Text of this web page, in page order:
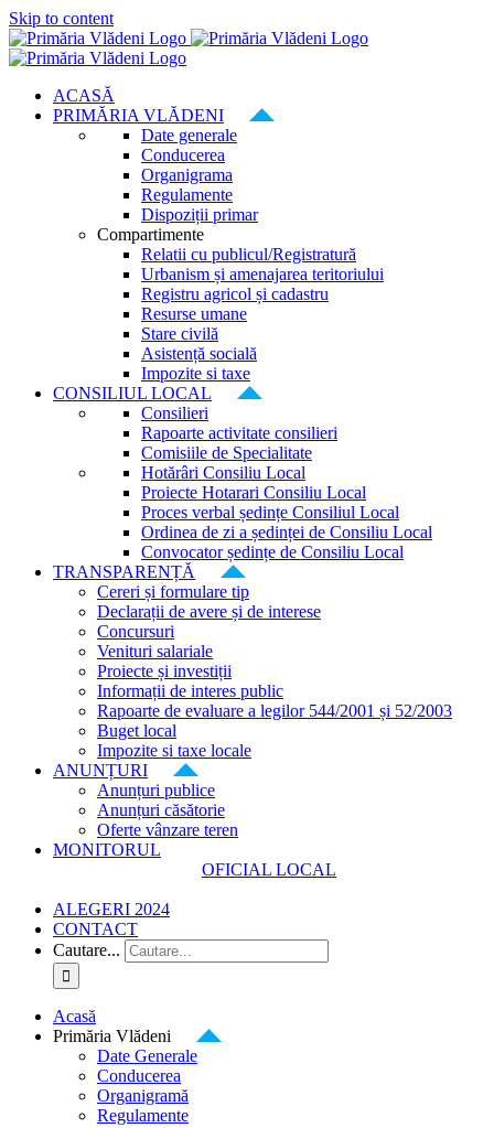
Skip to content
ACASĂ
PRIMĂRIA VLĂDENI
Date generale
Conducerea
Organigrama
Regulamente
Dispoziții primar
Compartimente
Relatii cu publicul/Registratură
Urbanism și amenajarea teritoriului
Registru agricol și cadastru
Resurse umane
Stare civilă
Asistență socială
Impozite si taxe
CONSILIUL LOCAL
Consilieri
Rapoarte activitate consilieri
Comisiile de Specialitate
Hotărâri Consiliu Local
Proiecte Hotarari Consiliu Local
Proces verbal ședințe Consiliul Local
Ordinea de zi a ședinței de Consiliu Local
Convocator ședințe de Consiliu Local
TRANSPARENȚĂ
Cereri și formulare tip
Declarații de avere și de interese
Concursuri
Venituri salariale
Proiecte și investiții
Informații de interes public
Rapoarte de evaluare a legilor 544/2001 și 52/2003
Buget local
Impozite si taxe locale
ANUNȚURI
Anunțuri publice
Anunțuri căsătorie
Oferte vânzare teren
MONITORUL
OFICIAL LOCAL
ALEGERI 2024
CONTACT
Cautare...
Acasă
Primăria Vlădeni
Date Generale
Conducerea
Organigramă
Regulamente